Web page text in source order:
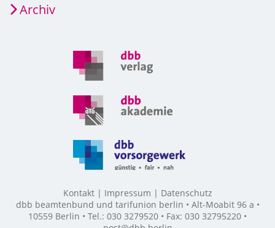
Archiv
Kontakt Impressum
Datenschutz
dbb beamtenbund und tarifunion berlin • Alt-Moabit 96 a •
10559 Berlin • Tel.: 030 3279520 • Fax: 030 32795220 •